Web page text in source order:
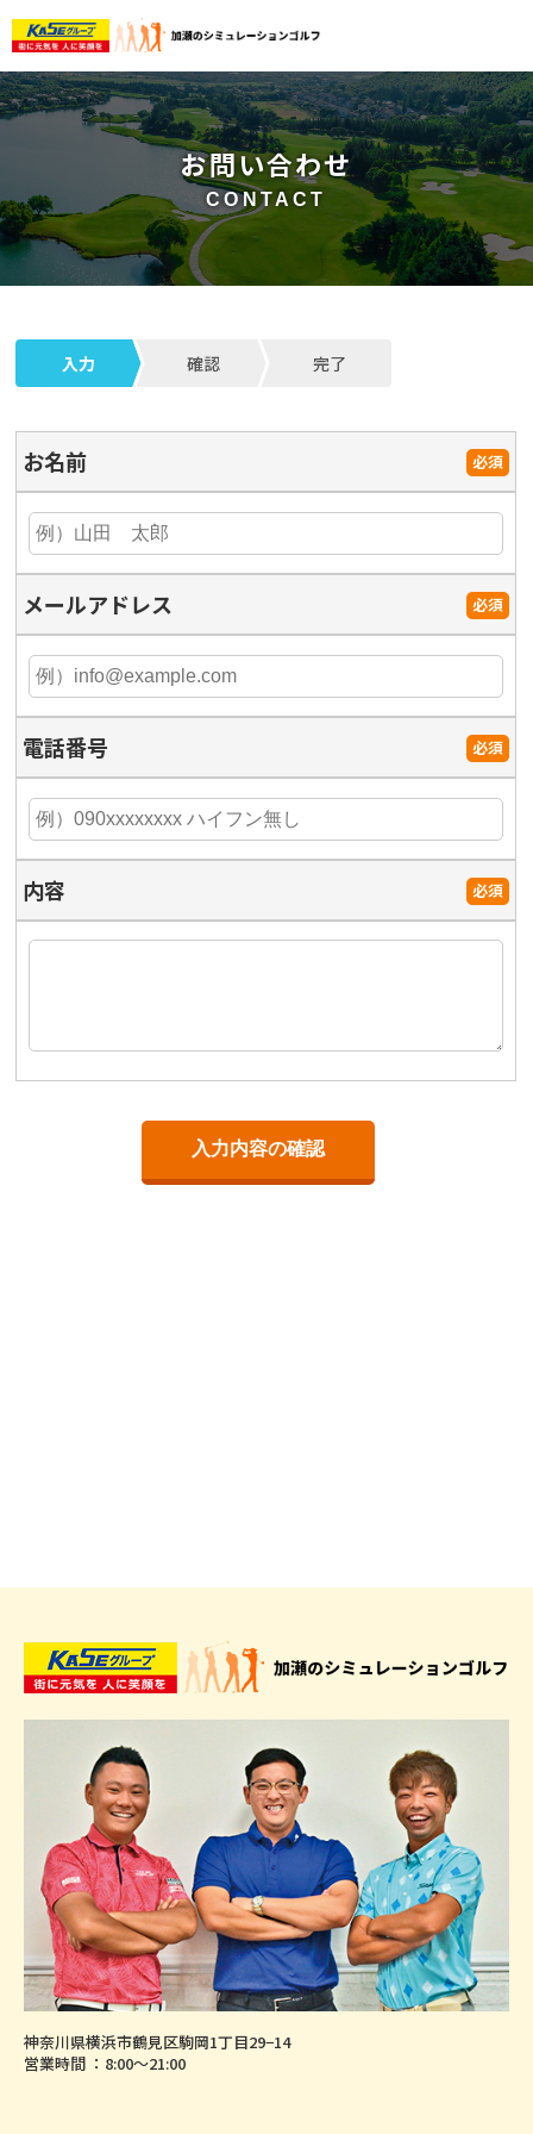
お問い合わせ
CONTACT
入力 確認 完了
お名前 必須
メールアドレス 必須
電話番号 必須
内容 必須
神奈川県横浜市鶴見区駒岡1丁目29−14
営業時間 ：8:00～21:00